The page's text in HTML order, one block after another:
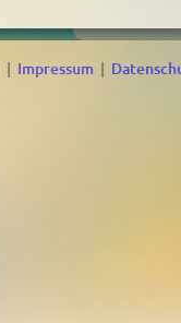
| Impressum |